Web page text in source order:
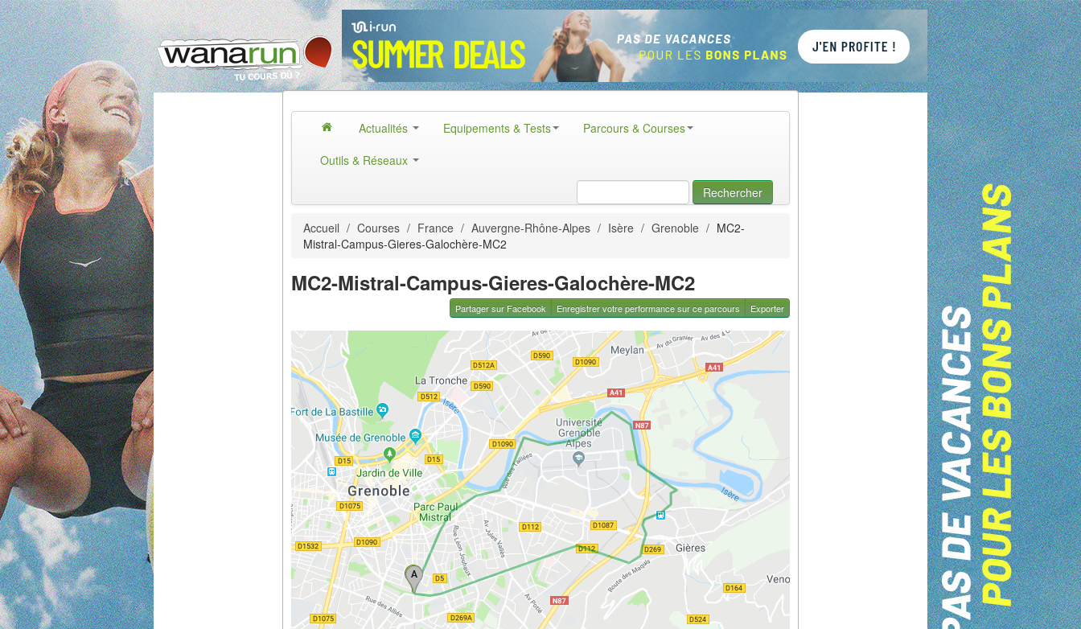
Actualités Equipements & Tests
Parcours & Courses
Outils & Réseaux
Rechercher
Accueil / Courses / France / Auvergne-Rhône-Alpes / Isère / Grenoble / MC2-
Mistral-Campus-Gieres-Galochère-MC2
MC2-Mistral-Campus-Gieres-Galochère-MC2
Partager sur Facebook Enregistrer votre performance sur ce parcours Exporter